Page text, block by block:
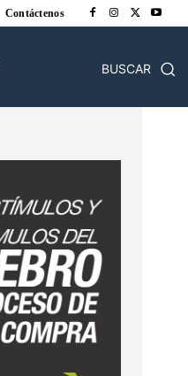
Contáctenos
BUSCAR